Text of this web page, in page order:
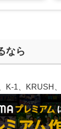
なら
K-1、KRUSH